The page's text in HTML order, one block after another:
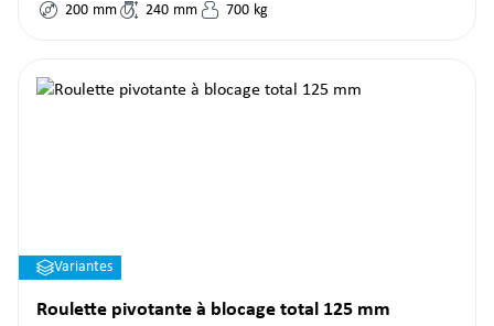
200 mm 240 mm 700 kg
Variantes
Roulette pivotante à blocage total 125 mm